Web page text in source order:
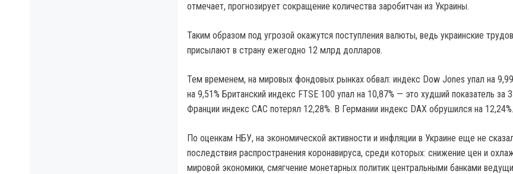
отмечает, прогнозирует сокращение количества заробитчан из Украины.
Таким образом под угрозой окажутся поступления валюты, ведь украинские
присылают в страну ежегодно 12 млрд долларов.
Тем временем, на мировых фондовых рынках обвал: индекс Dow Jones упал на
на 9,51% Британский индекс FTSE 100 упал на 10,87% — это худший показатель за
Франции индекс CAC потерял 12,28%. В Германии индекс DAX обрушился на 12,24%.
По оценкам НБУ, на экономической активности и инфляции в Украине еще не
последствия распространения коронавируса, среди которых: снижение цен и
мировой экономики, смягчение монетарных политик центральными банками